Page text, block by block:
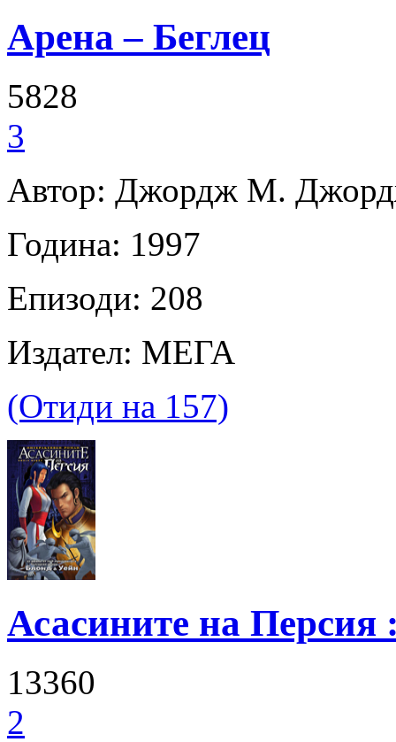
Арена – Беглец
5828
3
Автор: Джордж М.
Година: 1997
Епизоди: 208
Издател: МЕГА
(Отиди на 157)
Асасините на Персия
13360
2